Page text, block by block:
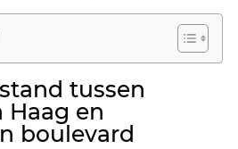
tussen
en
boulevard